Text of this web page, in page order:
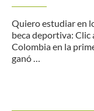
Quiero estudiar en
beca deportiva:
Colombia en la
ganó …